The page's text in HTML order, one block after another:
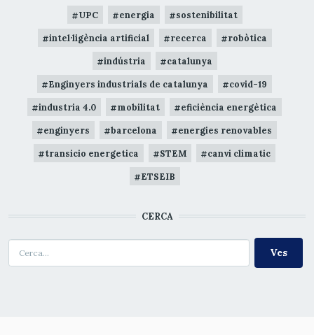
UPC energia sostenibilitat
intel·ligència artificial recerca robòtica
indústria catalunya
Enginyers industrials de catalunya covid-19
industria 4.0 mobilitat eficiència energètica
enginyers barcelona energies renovables
transicio energetica STEM canvi climatic
ETSEIB
CERCA